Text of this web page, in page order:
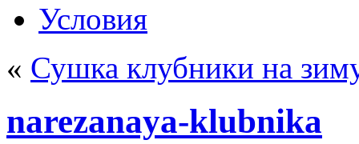
Условия
« Сушка клубники на
narezanaya-klubnika